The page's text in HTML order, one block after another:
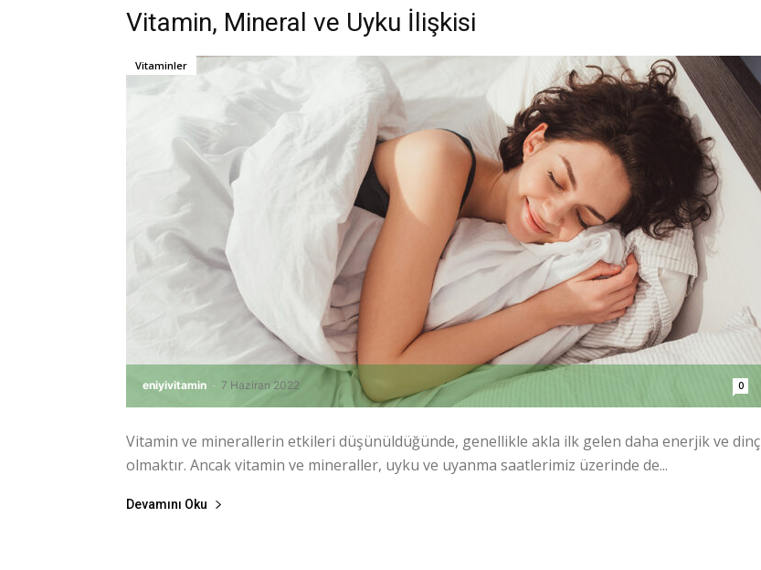
Vitamin, Mineral ve Uyku İlişkisi
eniyivitamin - 7 Haziran 2022 0
Vitaminler
Vitamin ve minerallerin etkileri düşünüldüğünde, genellikle akla ilk gelen daha enerjik ve dinç
olmaktır. Ancak vitamin ve mineraller, uyku ve uyanma saatlerimiz üzerinde de...
Devamını Oku